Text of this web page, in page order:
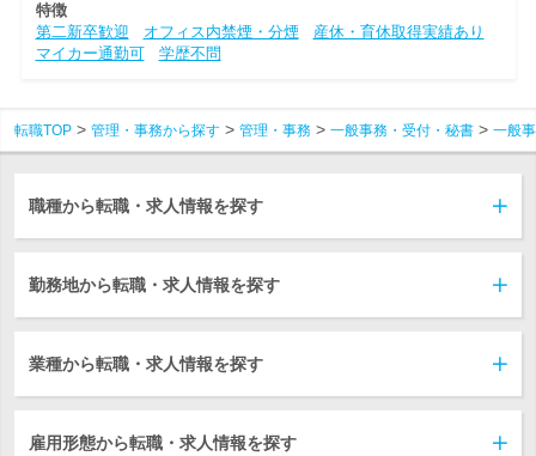
特徴
第二新卒歓迎
オフィス内禁煙・分煙
産休・育休取得実績あり
マイカー通勤可
学歴不問
転職TOP 管理・事務から探す 管理・事務 一般事務・受付・秘書 一般
職種から転職・求人情報を探す
勤務地から転職・求人情報を探す
業種から転職・求人情報を探す
雇用形態から転職・求人情報を探す